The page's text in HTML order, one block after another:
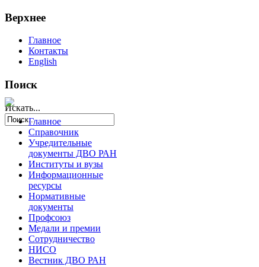
Верхнее
Главное
Контакты
English
Поиск
Искать...
Главное
Справочник
Учредительные
документы ДВО РАН
Институты и вузы
Информационные
ресурсы
Нормативные
документы
Профсоюз
Медали и премии
Сотрудничество
НИСО
Вестник ДВО РАН